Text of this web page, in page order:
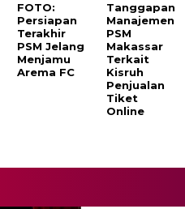
FOTO:
Persiapan
Terakhir
PSM Jelang
Menjamu
Arema FC
Tanggapan
Manajemen
PSM
Makassar
Terkait
Kisruh
Penjualan
Tiket
Online